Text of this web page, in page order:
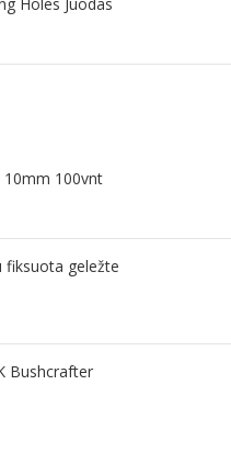
10mm 100vnt
fiksuota geležte
Bushcrafter